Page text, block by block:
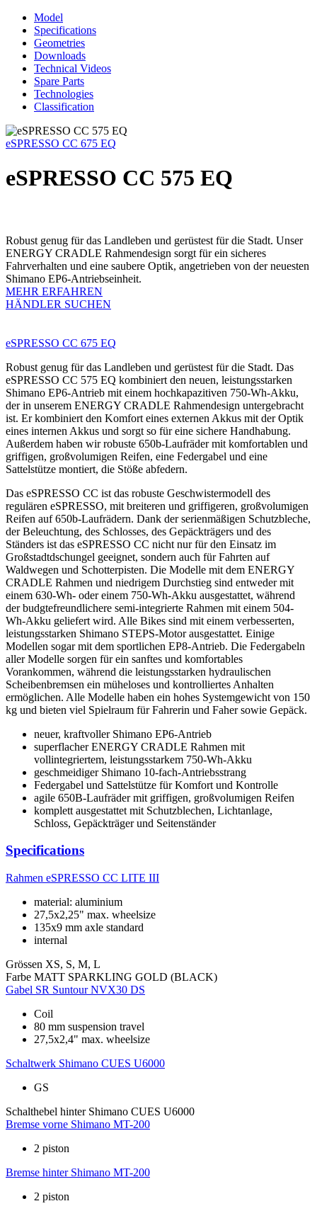
Model
Specifications
Geometries
Downloads
Technical Videos
Spare Parts
Technologies
Classification
eSPRESSO CC 675 EQ
eSPRESSO CC 575 EQ
Robust genug für das Landleben und gerüstest für die Stadt. Unser
ENERGY CRADLE Rahmendesign sorgt für ein sicheres
Fahrverhalten und eine saubere Optik, angetrieben von der neuesten
Shimano EP6-Antriebseinheit.
MEHR ERFAHREN
HÄNDLER SUCHEN
eSPRESSO CC 675 EQ
Robust genug für das Landleben und gerüstest für die Stadt. Das
eSPRESSO CC 575 EQ kombiniert den neuen, leistungsstarken
Shimano EP6-Antrieb mit einem hochkapazitiven 750-Wh-Akku,
der in unserem ENERGY CRADLE Rahmendesign untergebracht
ist. Er kombiniert den Komfort eines externen Akkus mit der Optik
eines internen Akkus und sorgt so für eine sichere Handhabung.
Außerdem haben wir robuste 650b-Laufräder mit komfortablen und
griffigen, großvolumigen Reifen, eine Federgabel und eine
Sattelstütze montiert, die Stöße abfedern.
Das eSPRESSO CC ist das robuste Geschwistermodell des
regulären eSPRESSO, mit breiteren und griffigeren, großvolumigen
Reifen auf 650b-Laufrädern. Dank der serienmäßigen Schutzbleche,
der Beleuchtung, des Schlosses, des Gepäckträgers und des
Ständers ist das eSPRESSO CC nicht nur für den Einsatz im
Großstadtdschungel geeignet, sondern auch für Fahrten auf
Waldwegen und Schotterpisten. Die Modelle mit dem ENERGY
CRADLE Rahmen und niedrigem Durchstieg sind entweder mit
einem 630-Wh- oder einem 750-Wh-Akku ausgestattet, während
der budgtefreundlichere semi-integrierte Rahmen mit einem 504-
Wh-Akku geliefert wird. Alle Bikes sind mit einem verbesserten,
leistungsstarken Shimano STEPS-Motor ausgestattet. Einige
Modellen sogar mit dem sportlichen EP8-Antrieb. Die Federgabeln
aller Modelle sorgen für ein sanftes und komfortables
Vorankommen, während die leistungsstarken hydraulischen
Scheibenbremsen ein müheloses und kontrolliertes Anhalten
ermöglichen. Alle Modelle haben ein hohes Systemgewicht von 150
kg und bieten viel Spielraum für Fahrerin und Faher sowie Gepäck.
neuer, kraftvoller Shimano EP6-Antrieb
superflacher ENERGY CRADLE Rahmen mit
vollintegriertem, leistungsstarkem 750-Wh-Akku
geschmeidiger Shimano 10-fach-Antriebsstrang
Federgabel und Sattelstütze für Komfort und Kontrolle
agile 650B-Laufräder mit griffigen, großvolumigen Reifen
komplett ausgestattet mit Schutzblechen, Lichtanlage,
Schloss, Gepäckträger und Seitenständer
Specifications
Rahmen eSPRESSO CC LITE III
material: aluminium
27,5x2,25" max. wheelsize
135x9 mm axle standard
internal
Grössen XS, S, M, L
Farbe MATT SPARKLING GOLD (BLACK)
Gabel SR Suntour NVX30 DS
Coil
80 mm suspension travel
27,5x2,4" max. wheelsize
Schaltwerk Shimano CUES U6000
GS
Schalthebel hinter Shimano CUES U6000
Bremse vorne Shimano MT-200
2 piston
Bremse hinter Shimano MT-200
2 piston